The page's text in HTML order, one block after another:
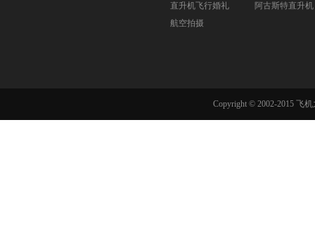
直升机飞行婚礼
航空拍摄
阿古斯特直升机
Copyright © 2002-2015 飞